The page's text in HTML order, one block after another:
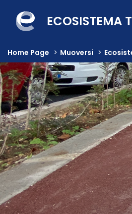
ECOSISTEMA
Home Page > Muoversi >